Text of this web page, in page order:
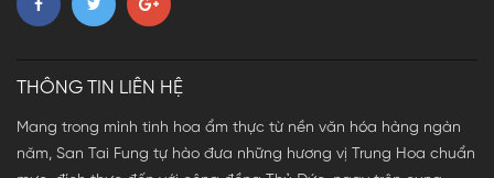
THÔNG TIN LIÊN HỆ
Mang trong mình tinh hoa ẩm thực từ nền văn hóa hàng ngàn
năm, San Tai Fung tự hào đưa những hương vị Trung Hoa chuẩn